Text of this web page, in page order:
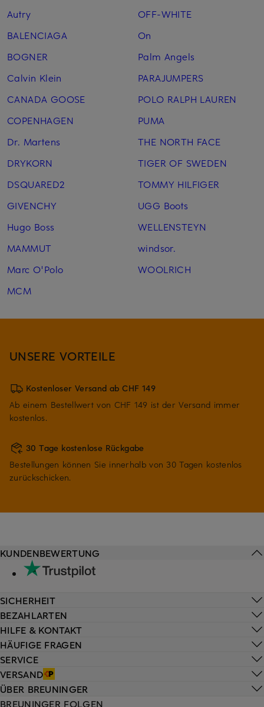
Autry
BALENCIAGA
BOGNER
Calvin Klein
CANADA GOOSE
COPENHAGEN
Dr. Martens
DRYKORN
DSQUARED2
GIVENCHY
Hugo Boss
MAMMUT
Marc O'Polo
MCM
OFF-WHITE
On
Palm Angels
PARAJUMPERS
POLO RALPH LAUREN
PUMA
THE NORTH FACE
TIGER OF SWEDEN
TOMMY HILFIGER
UGG Boots
WELLENSTEYN
windsor.
WOOLRICH
UNSERE VORTEILE
Kostenloser Versand ab CHF 149
Ab einem Bestellwert von CHF 149 ist der Versand immer
kostenlos.
30 Tage kostenlose Rückgabe
Bestellungen können Sie innerhalb von 30 Tagen kostenlos
zurückschicken.
HILFE & KONTAKT
HÄUFIGE FRAGEN
SERVICE
VERSAND
KUNDENBEWERTUNG
SICHERHEIT
BEZAHLARTEN
ÜBER BREUNINGER
BREUNINGER FOLGEN